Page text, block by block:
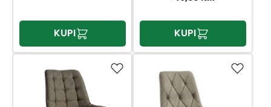
KUPI KUPI